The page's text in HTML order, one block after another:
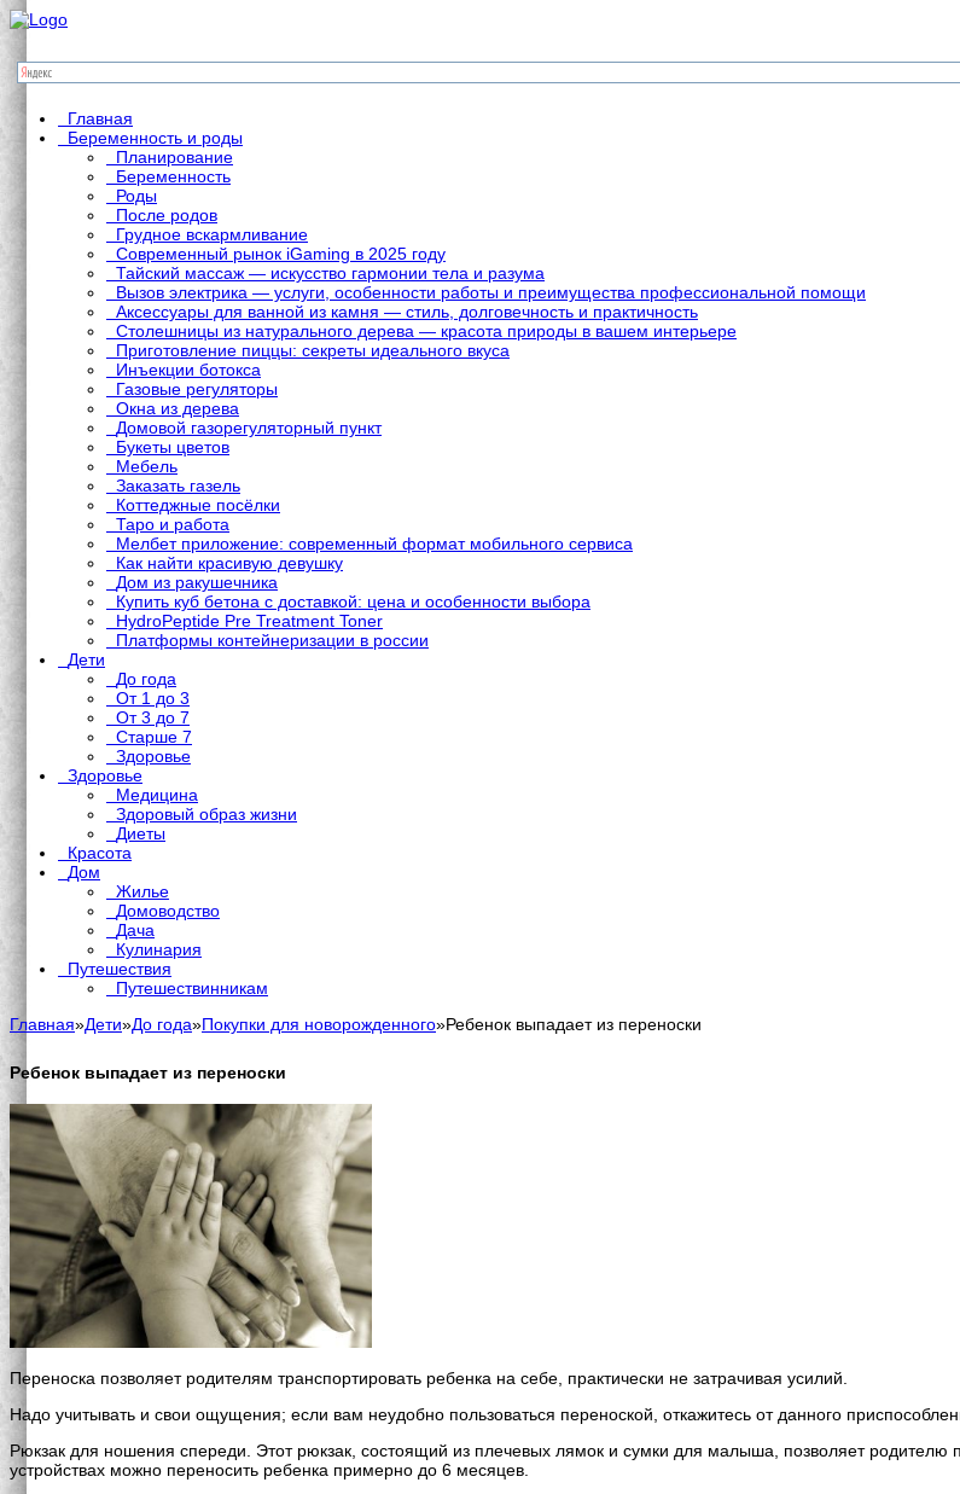
Главная
Беременность и роды
Планирование
Беременность
Роды
После родов
Грудное вскармливание
Современный рынок iGaming в 2025 году
Тайский массаж — искусство гармонии тела и разума
Вызов электрика — услуги, особенности работы и преимущества профессиональной помощи
Аксессуары для ванной из камня — стиль, долговечность и практичность
Столешницы из натурального дерева — красота природы в вашем интерьере
Приготовление пиццы: секреты идеального вкуса
Инъекции ботокса
Газовые регуляторы
Окна из дерева
Домовой газорегуляторный пункт
Букеты цветов
Мебель
Заказать газель
Коттеджные посёлки
Таро и работа
Мелбет приложение: современный формат мобильного сервиса
Как найти красивую девушку
Дом из ракушечника
Купить куб бетона с доставкой: цена и особенности выбора
HydroPeptide Pre Treatment Toner
Платформы контейнеризации в россии
Дети
До года
От 1 до 3
От 3 до 7
Старше 7
Здоровье
Здоровье
Медицина
Здоровый образ жизни
Диеты
Красота
Дом
Жилье
Домоводство
Дача
Кулинария
Путешествия
Путешествинникам
Главная»Дети»До года»Покупки для новорожденного»Ребенок выпадает из переноски
Ребенок выпадает из переноски
Переноска позволяет родителям транспортировать ребенка на себе, практически не затрачивая усилий.
Надо учитывать и свои ощущения; если вам неудобно пользоваться переноской, откажитесь от данного
Рюкзак для ношения спереди. Этот рюкзак, состоящий из плечевых лямок и сумки для малыша, позволяет
устройствах можно переносить ребенка примерно до 6 месяцев.